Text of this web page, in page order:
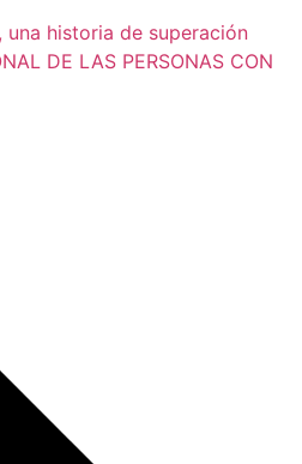
una historia de superación
DE LAS PERSONAS CON